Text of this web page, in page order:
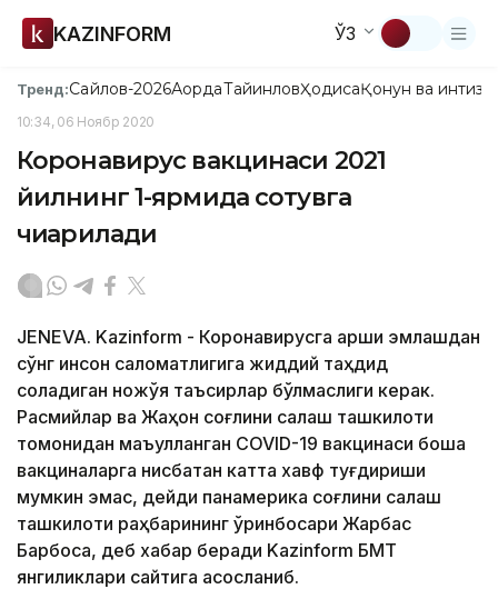
KAZINFORM ЎЗ
Тренд:Сайлов-2026АқордаТайинловҲодисаҚонун ва
10:34, 06 Ноябр 2020
Коронавирус вакцинаси 2021
йилнинг 1-ярмида сотувга
чиқарилади
JENEVA. Kazinform - Коронавирусга қарши эмлашдан
сўнг инсон саломатлигига жиддий таҳдид
соладиган ножўя таъсирлар бўлмаслиги керак.
Расмийлар ва Жаҳон соғлиқни сақлаш ташкилоти
томонидан маъқулланган COVID-19 вакцинаси бошқа
вакциналарга нисбатан катта хавф туғдириши
мумкин эмас, дейди панамерика соғлиқни сақлаш
ташкилоти раҳбарининг ўринбосари Жарбас
Барбоса, деб хабар беради Kazinform БМТ
янгиликлари сайтига асосланиб.